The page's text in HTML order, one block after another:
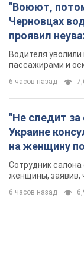
"Воюют,
Черновцах
проявил
военным и
Видео
Водителя
пассажирами и
6 часов назад
"Не следит за
Украине
на женщину
разгорелся
Сотрудник
женщины, заявив,
6 часов назад